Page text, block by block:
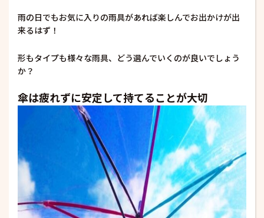
雨の日でもお気に入りの雨具があれば楽しんでお出かけが出
来るはず！
形もタイプも様々な雨具、どう選んでいくのが良いでしょう
か？
傘は疲れずに安定して持てることが大切